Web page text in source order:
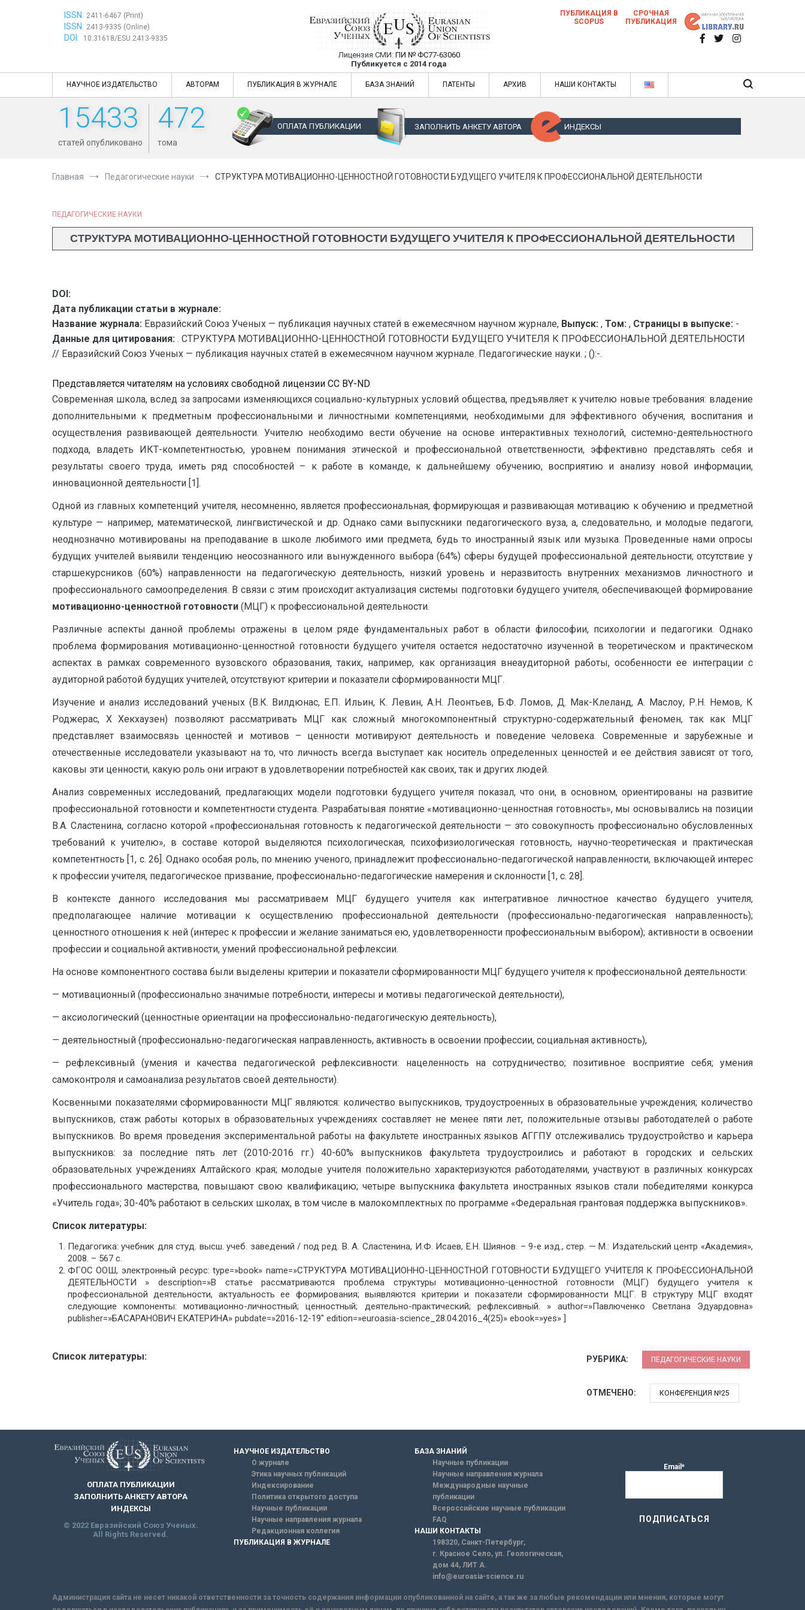
ISSN: 2411-6467 (Print)
ISSN: 2413-9335 (Online)
DOI: 10.31618/ESU.2413-9335
Евразийский Союз Ученых — публикация научных статей в ежемесячном научном
журнале
Лицензия СМИ: ПИ № ФС77-63060
Публикуется с 2014 года
Евразийский Союз Ученых — публикация научных статей в ежемесячном научном журнале
ПУБЛИКАЦИЯ В
SCOPUS
СРОЧНАЯ
ПУБЛИКАЦИЯ
НАУЧНОЕ ИЗДАТЕЛЬСТВО АВТОРАМ ПУБЛИКАЦИЯ В ЖУРНАЛЕ БАЗА ЗНАНИЙ ПАТЕНТЫ АРХИВ НАШИ КОНТАКТЫ
15433
статей опубликовано
472
тома
ОПЛАТА ПУБЛИКАЦИИ ЗАПОЛНИТЬ АНКЕТУ АВТОРА ИНДЕКСЫ
Главная Педагогические науки СТРУКТУРА МОТИВАЦИОННО-ЦЕННОСТНОЙ ГОТОВНОСТИ БУДУЩЕГО УЧИТЕЛЯ К ПРОФЕССИОНАЛЬНОЙ ДЕЯТЕЛЬНОСТИ
ПЕДАГОГИЧЕСКИЕ НАУКИ
СТРУКТУРА МОТИВАЦИОННО-ЦЕННОСТНОЙ ГОТОВНОСТИ БУДУЩЕГО УЧИТЕЛЯ К ПРОФЕССИОНАЛЬНОЙ ДЕЯТЕЛЬНОСТИ
DOI:
Дата публикации статьи в журнале:
Название журнала: Евразийский Союз Ученых — публикация научных статей в ежемесячном научном журнале, Выпуск: , Том: , Страницы в выпуске: -
Данные для цитирования: . СТРУКТУРА МОТИВАЦИОННО-ЦЕННОСТНОЙ ГОТОВНОСТИ БУДУЩЕГО УЧИТЕЛЯ К ПРОФЕССИОНАЛЬНОЙ ДЕЯТЕЛЬНОСТИ
// Евразийский Союз Ученых — публикация научных статей в ежемесячном научном журнале. Педагогические науки. ; ():-.
Представляется читателям на условиях свободной лицензии CC BY-ND
Современная школа, вслед за запросами изменяющихся социально-культурных условий общества, предъявляет к учителю новые требования: владение
дополнительными к предметным профессиональными и личностными компетенциями, необходимыми для эффективного обучения, воспитания и
осуществления развивающей деятельности. Учителю необходимо вести обучение на основе интерактивных технологий, системно-деятельностного
подхода, владеть ИКТ-компетентностью, уровнем понимания этической и профессиональной ответственности, эффективно представлять себя и
результаты своего труда, иметь ряд способностей – к работе в команде, к дальнейшему обучению, восприятию и анализу новой информации,
инновационной деятельности [1].
Одной из главных компетенций учителя, несомненно, является профессиональная, формирующая и развивающая мотивацию к обучению и предметной
культуре — например, математической, лингвистической и др. Однако сами выпускники педагогического вуза, а, следовательно, и молодые педагоги,
неоднозначно мотивированы на преподавание в школе любимого ими предмета, будь то иностранный язык или музыка. Проведенные нами опросы
будущих учителей выявили тенденцию неосознанного или вынужденного выбора (64%) сферы будущей профессиональной деятельности; отсутствие у
старшекурсников (60%) направленности на педагогическую деятельность, низкий уровень и неразвитость внутренних механизмов личностного и
профессионального самоопределения. В связи с этим происходит актуализация системы подготовки будущего учителя, обеспечивающей формирование
мотивационно-ценностной готовности (МЦГ) к профессиональной деятельности.
Различные аспекты данной проблемы отражены в целом ряде фундаментальных работ в области философии, психологии и педагогики. Однако
проблема формирования мотивационно-ценностной готовности будущего учителя остается недостаточно изученной в теоретическом и практическом
аспектах в рамках современного вузовского образования, таких, например, как организация внеаудиторной работы, особенности ее интеграции с
аудиторной работой будущих учителей, отсутствуют критерии и показатели сформированности МЦГ.
Изучение и анализ исследований ученых (В.К. Вилдюнас, Е.П. Ильин, К. Левин, А.Н. Леонтьев, Б.Ф. Ломов, Д. Мак-Клеланд, А. Маслоу, Р.Н. Немов, К
Роджерас, Х Хекхаузен) позволяют рассматривать МЦГ как сложный многокомпонентный структурно-содержательный феномен, так как МЦГ
представляет взаимосвязь ценностей и мотивов – ценности мотивируют деятельность и поведение человека. Современные и зарубежные и
отечественные исследователи указывают на то, что личность всегда выступает как носитель определенных ценностей и ее действия зависят от того,
каковы эти ценности, какую роль они играют в удовлетворении потребностей как своих, так и других людей.
Анализ современных исследований, предлагающих модели подготовки будущего учителя показал, что они, в основном, ориентированы на развитие
профессиональной готовности и компетентности студента. Разрабатывая понятие «мотивационно-ценностная готовность», мы основывались на позиции
В.А. Сластенина, согласно которой «профессиональная готовность к педагогической деятельности — это совокупность профессионально обусловленных
требований к учителю», в составе которой выделяются психологическая, психофизиологическая готовность, научно-теоретическая и практическая
компетентность [1, с. 26]. Однако особая роль, по мнению ученого, принадлежит профессионально-педагогической направленности, включающей интерес
к профессии учителя, педагогическое призвание, профессионально-педагогические намерения и склонности [1, с. 28].
В контексте данного исследования мы рассматриваем МЦГ будущего учителя как интегративное личностное качество будущего учителя,
предполагающее наличие мотивации к осуществлению профессиональной деятельности (профессионально-педагогическая направленность);
ценностного отношения к ней (интерес к профессии и желание заниматься ею, удовлетворенности профессиональным выбором); активности в освоении
профессии и социальной активности, умений профессиональной рефлексии.
На основе компонентного состава были выделены критерии и показатели сформированности МЦГ будущего учителя к профессиональной деятельности:
— мотивационный (профессионально значимые потребности, интересы и мотивы педагогической деятельности),
— аксиологический (ценностные ориентации на профессионально-педагогическую деятельность),
— деятельностный (профессионально-педагогическая направленность, активность в освоении профессии, социальная активность),
— рефлексивный (умения и качества педагогической рефлексивности: нацеленность на сотрудничество; позитивное восприятие себя; умения
самоконтроля и самоанализа результатов своей деятельности).
Косвенными показателями сформированности МЦГ являются: количество выпускников, трудоустроенных в образовательные учреждения; количество
выпускников, стаж работы которых в образовательных учреждениях составляет не менее пяти лет, положительные отзывы работодателей о работе
выпускников. Во время проведения экспериментальной работы на факультете иностранных языков АГГПУ отслеживались трудоустройство и карьера
выпускников: за последние пять лет (2010-2016 гг.) 40-60% выпускников факультета трудоустроились и работают в городских и сельских
образовательных учреждениях Алтайского края; молодые учителя положительно характеризуются работодателями, участвуют в различных конкурсах
профессионального мастерства, повышают свою квалификацию; четыре выпускника факультета иностранных языков стали победителями конкурса
«Учитель года»; 30-40% работают в сельских школах, в том числе в малокомплектных по программе «Федеральная грантовая поддержка выпускников».
Список литературы:
Педагогика: учебник для студ. высш. учеб. заведений / под ред. В. А. Сластенина, И.Ф. Исаев, Е.Н. Шиянов. – 9-е изд., стер. — М.: Издательский центр «Академия»,
2008. – 567 с.
ФГОС ООШ, электронный ресурс: type=»book» name=»СТРУКТУРА МОТИВАЦИОННО-ЦЕННОСТНОЙ ГОТОВНОСТИ БУДУЩЕГО УЧИТЕЛЯ К ПРОФЕССИОНАЛЬНОЙ
ДЕЯТЕЛЬНОСТИ » description=»В статье рассматриваются проблема структуры мотивационно-ценностной готовности (МЦГ) будущего учителя к
профессиональной деятельности, актуальность ее формирования; выявляются критерии и показатели сформированности МЦГ. В структуру МЦГ входят
следующие компоненты: мотивационно-личностный; ценностный; деятельно-практический; рефлексивный. » author=»Павлюченко Светлана Эдуардовна»
publisher=»БАСАРАНОВИЧ ЕКАТЕРИНА» pubdate=»2016-12-19″ edition=»euroasia-science_28.04.2016_4(25)» ebook=»yes» ]
Список литературы: РУБРИКА: ПЕДАГОГИЧЕСКИЕ НАУКИ
ОТМЕЧЕНО: КОНФЕРЕНЦИЯ №25
ОПЛАТА ПУБЛИКАЦИИ
ЗАПОЛНИТЬ АНКЕТУ АВТОРА
ИНДЕКСЫ
© 2022 Евразийский Союз Ученых.
All Rights Reserved.
НАУЧНОЕ ИЗДАТЕЛЬСТВО
О журнале
Этика научных публикаций
Индексирование
Политика открытого доступа
Научные публикации
Научные направления журнала
Редакционная коллегия
ПУБЛИКАЦИЯ В ЖУРНАЛЕ
БАЗА ЗНАНИЙ
Научные публикации
Научные направления журнала
Международные научные
публикации
Всероссийские научные публикации
FAQ
НАШИ КОНТАКТЫ
198320, Санкт-Петербург,
г. Красное Село, ул. Геологическая,
дом 44, ЛИТ А.
info@euroasia-science.ru
Email*
Администрация сайта не несет никакой ответственности за точность содержания информации опубликованной на сайте, а так же за любые рекомендации или мнения, которые могут